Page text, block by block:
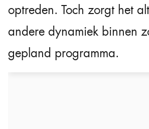
optreden. Toch zorgt het
andere dynamiek binnen
gepland programma.